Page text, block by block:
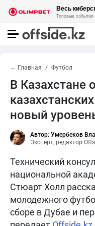
← Главная Футбол
В Казахстане
новый
Автор: Умербеков
Эксперт, редактор
Технический
национальной
Стюарт Холл
молодежного
сборе в Дубае и